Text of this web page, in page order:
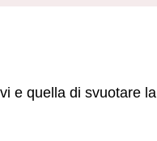
e quella di svuotare la